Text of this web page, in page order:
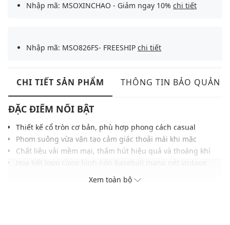
Nhập mã: MSOXINCHAO - Giảm ngay 10% chi tiết
Nhập mã: MSO826FS- FREESHIP chi tiết
CHI TIẾT SẢN PHẨM THÔNG TIN BẢO QUẢN
ĐẶC ĐIỂM NỔI BẬT
Thiết kế cổ tròn cơ bản, phù hợp phong cách casual
Phom suông vừa vặn tạo cảm giác thoải mái khi mặc
Chất liệu vải mềm mại, thấm hút hiệu quả và thoáng khí
Đường may chắc chắn và tỉ mỉ giúp giữ phom ổn định
Gam màu hiện đại, phù hợp với nhiều kiểu phong cách
Xem toàn bộ